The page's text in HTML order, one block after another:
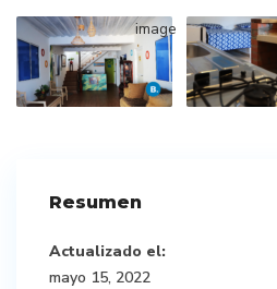
Resumen
Actualizado el:
mayo 15, 2022